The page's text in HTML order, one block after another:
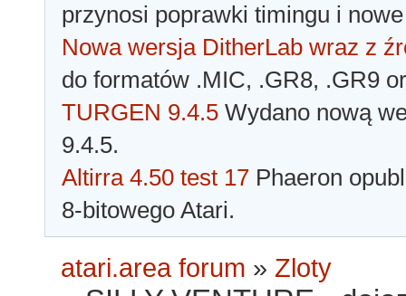
przynosi poprawki timingu i
Nowa wersja DitherLab wraz z
do formatów .MIC, .GR8, .GR9
TURGEN 9.4.5 Wydano nową
9.4.5.
Altirra 4.50 test 17 Phaeron
8-bitowego Atari.
atari.area forum » Zloty